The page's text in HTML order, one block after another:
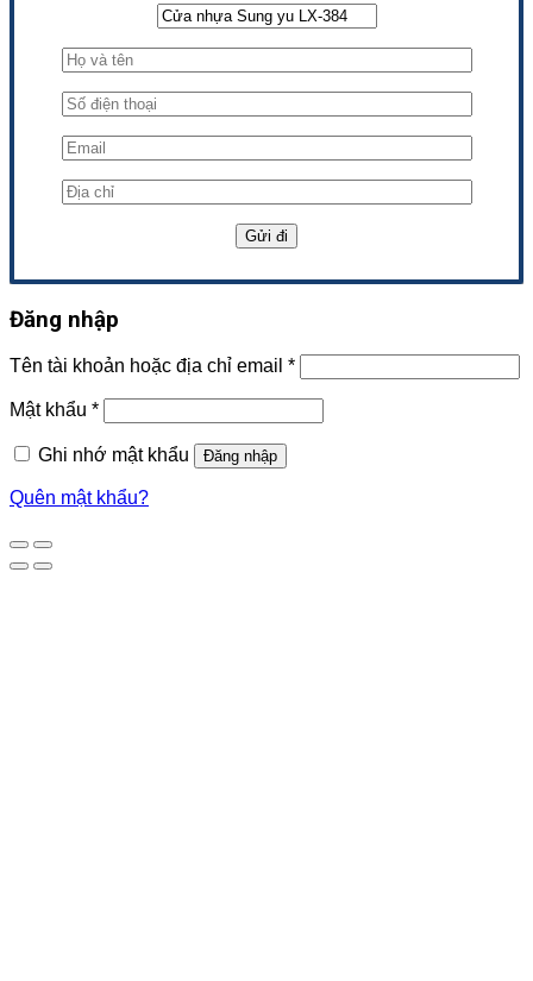
Đăng nhập
Tên tài khoản hoặc địa chỉ email *
Mật khẩu *
Ghi nhớ mật khẩu Đăng nhập
Quên mật khẩu?